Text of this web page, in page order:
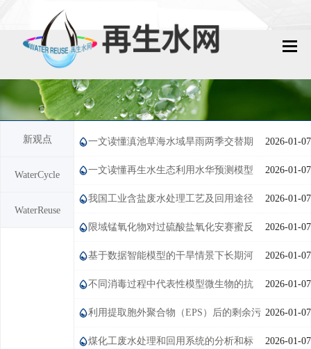
再生水动态
再生水知识
城镇污水回用
工业废水回用
新观点
WaterCycle
WaterReuse
2026-01-07
一文读懂滇池草海水域旱雨两季交替期
间的有机污染特征丨Water data & facts文章导读2026-01-07
一文读懂再生水生态利用水华预测模型
选择方法丨Methodology Frontiers文章导读 2026-01-07
我国工业含盐废水处理工艺及回用途径
的探索与案例分析 2026-01-07
限域锰氧化物对过硫酸盐氧化安赛蜜反
应体系中活性炭的调控作用 2026-01-07
基于数据智能模型的干旱情景下长期河
流自然径流预测 2026-01-07
不同消毒过程中代表性模型微生物的抗
性差异：ZIF-67，UVC和臭氧 2026-01-07
利用提取胞外聚合物（EPS）后的剩余污
泥制备新型污泥基生物炭作为土壤改良剂，促进沙
2026-01-07
煤化工废水处理和回用系统的分析和标